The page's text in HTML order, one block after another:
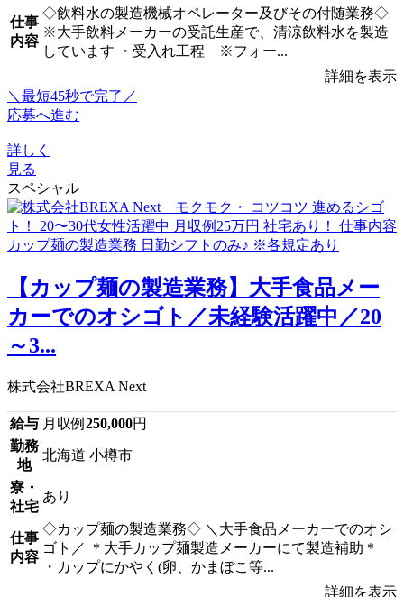
仕事
内容
◇飲料水の製造機械オペレーター及びその付随業務◇
※大手飲料メーカーの受託生産で、清涼飲料水を製造
しています ・受入れ工程 ※フォー...
詳細を表示
＼最短45秒で完了／
応募へ進む
詳しく
見る
スペシャル
【カップ麺の製造業務】大手食品メー
カーでのオシゴト／未経験活躍中／20
～3...
株式会社BREXA Next
給与 月収例 250,000円
勤務
地
北海道 小樽市
寮・
社宅
あり
仕事
内容
◇カップ麺の製造業務◇ ＼大手食品メーカーでのオシ
ゴト／ ＊大手カップ麺製造メーカーにて製造補助＊
・カップにかやく(卵、かまぼこ等...
詳細を表示